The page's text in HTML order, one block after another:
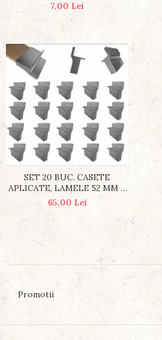
7,00 Lei
SET 20 BUC. CASETE
APLICATE, LAMELE 52 MM X
8 MM
65,00 Lei
Promotii